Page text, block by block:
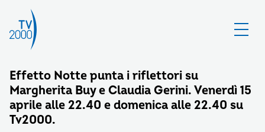
Effetto Notte punta i riflettori su
Margherita Buy e Claudia Gerini. Venerdì 15
aprile alle 22.40 e domenica alle 22.40 su
Tv2000.